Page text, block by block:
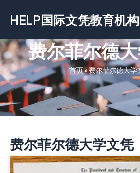
容
HELP国际文凭教育机构
费尔菲尔德
首页»费尔菲尔德大学
费尔菲尔德大学文凭